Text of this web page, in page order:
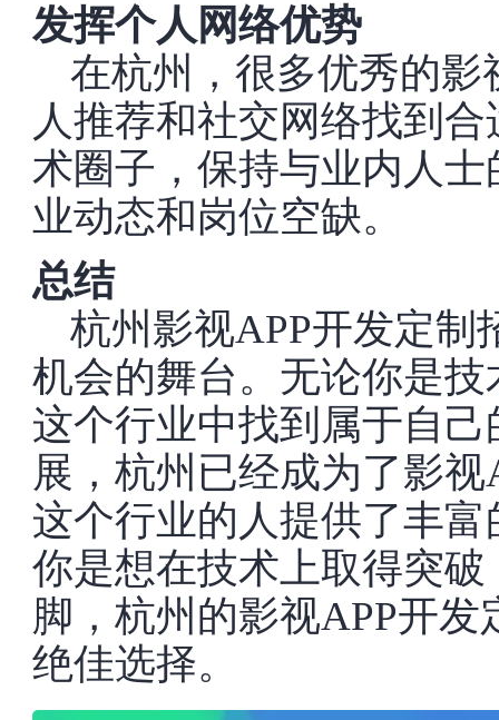
发挥个人网络优势
在杭州，很多优秀的影
人推荐和社交网络找到
术圈子，保持与业内人
业动态和岗位空缺。
总结
杭州影视APP开发定制
机会的舞台。无论你是
这个行业中找到属于自
展，杭州已经成为了影
这个行业的人提供了丰
你是想在技术上取得突
脚，杭州的影视APP开
绝佳选择。